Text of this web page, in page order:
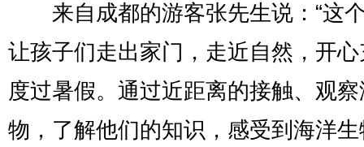
来自成都的游客张先生说：“这
让孩子们走出家门，走近自然，开
度过暑假。通过近距离的接触、观
物，了解他们的知识，感受到海洋